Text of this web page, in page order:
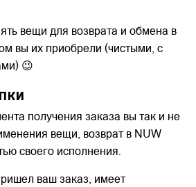
вещи для возврата и обмена в
вы их приобрели (чистыми, с
😉
получения заказа вы так и не
вещи, возврат в NUW
своего исполнения.
ваш заказ, имеет